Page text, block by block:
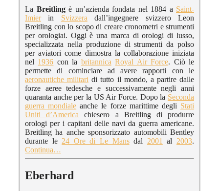
La Breitlingè un’azienda fondata nel 1884 a Saint-
Imierin Svizzera dall’ingegnere svizzero Leon
Breitling con lo scopo di creare cronometri e strumenti
per orologiai. Oggi è una marca di orologi di lusso,
specializzata nella produzione di strumenti da polso
per aviatori come dimostra la collaborazione iniziata
nel 1936 con la britannica Royal Air Force. Ciò le
permette di cominciare ad avere rapporti con le
aeronautiche militari di tutto il mondo, a partire dalle
forze aeree tedesche e successivamente negli anni
quaranta anche per la US Air Force. Dopo la Seconda
guerra mondiale anche le forze marittime degli Stati
Uniti d’America chiesero a Breitling di produrre
orologi per i capitani delle navi da guerra americane.
Breitling ha anche sponsorizzato automobili Bentley
durante le 24 Ore di Le Mansdal 2001 al 2003.
Continua…
Eberhard